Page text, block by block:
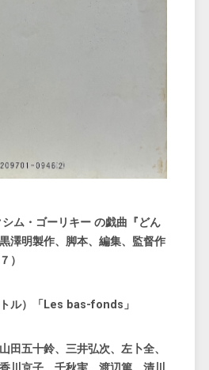
シム・ゴーリキーの戯曲『どん
澤明製作、脚本、編集、監督作
）
）「Les bas-fonds」
田五十鈴、三井弘次、左卜全、